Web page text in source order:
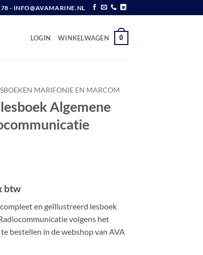
- INFO@AVAMARINE.NL
LOGIN WINKELWAGEN 0
MARIFONIE EN MARCOM
Algemene
btw
en geïllustreerd lesboek
volgens het
bestellen in de webshop van AVA